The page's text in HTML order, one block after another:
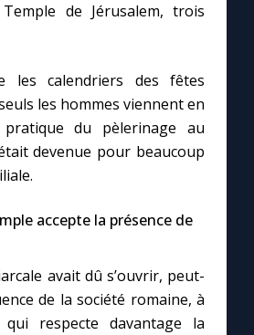
de Jérusalem, trois
les calendriers des fêtes
les hommes viennent en
du pèlerinage au
devenue pour beaucoup
accepte la présence de
avait dû s’ouvrir, peut-
de la société romaine, à
respecte davantage la